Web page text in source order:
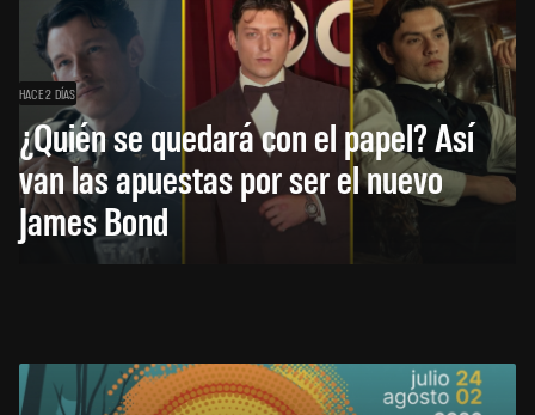
HACE 2 DÍAS
¿Quién se quedará con el papel? Así
van las apuestas por ser el nuevo
James Bond